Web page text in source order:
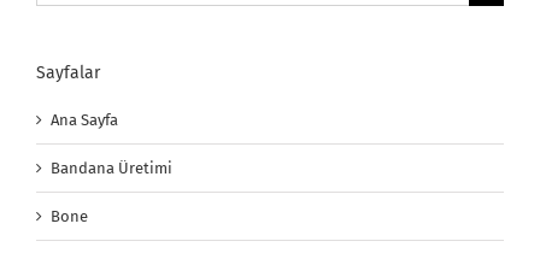
Sayfalar
Ana Sayfa
Bandana Üretimi
Bone